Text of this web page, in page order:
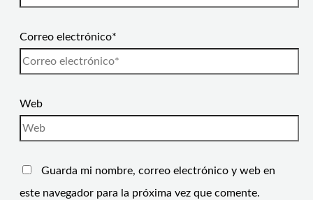
Correo electrónico*
Web
Guarda mi nombre, correo electrónico y web en
este navegador para la próxima vez que comente.